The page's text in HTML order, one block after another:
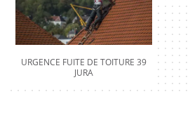
URGENCE FUITE DE TOITURE 39
JURA